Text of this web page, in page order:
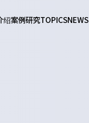
绍案例研究TOPICSNEWS